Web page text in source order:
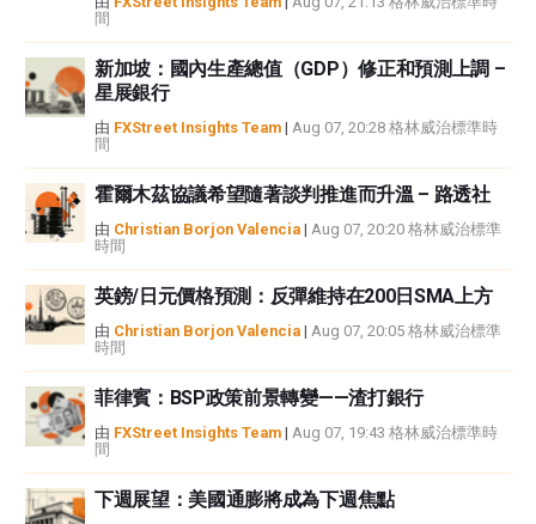
間
新加坡：國內生產總值（GDP）修正和預測上調 –
星展銀行
由 FXStreet Insights Team | Aug 07, 20:28 格林威治標準時
間
霍爾木茲協議希望隨著談判推進而升溫 – 路透社
由 Christian Borjon Valencia | Aug 07, 20:20 格林威治標準
時間
英鎊/日元價格預測：反彈維持在200日SMA上方
由 Christian Borjon Valencia | Aug 07, 20:05 格林威治標準
時間
菲律賓：BSP政策前景轉變——渣打銀行
由 FXStreet Insights Team | Aug 07, 19:43 格林威治標準時
間
下週展望：美國通膨將成為下週焦點